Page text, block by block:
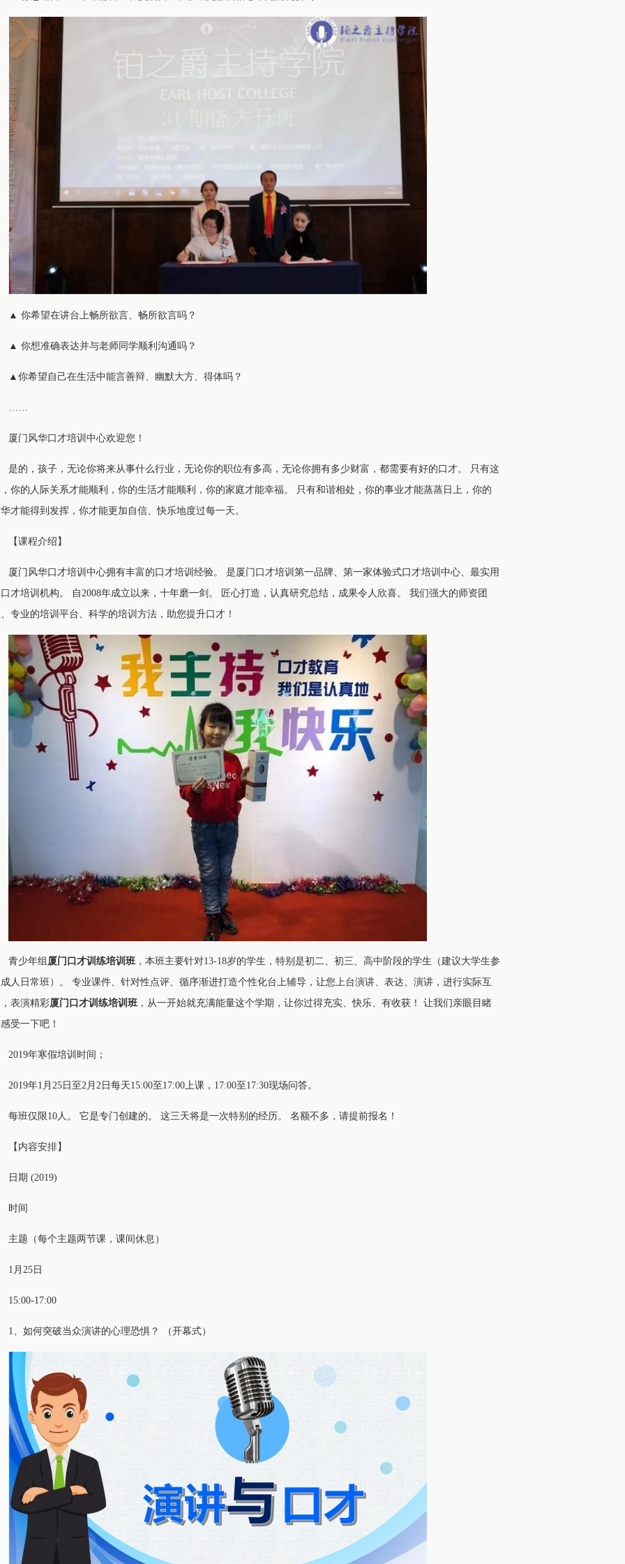
▲ 你希望在讲台上畅所欲言、畅所欲言吗？
▲ 你想准确表达并与老师同学顺利沟通吗？
▲你希望自己在生活中能言善辩、幽默大方、得体吗？
……
厦门风华口才培训中心欢迎您！
是的，孩子，无论你将来从事什么行业，无论你的职位有多高，无论你拥有多少财富，都需要有好的口才。 只有这
你的人际关系才能顺利，你的生活才能顺利，你的家庭才能幸福。 只有和谐相处，你的事业才能蒸蒸日上，你的
才能得到发挥，你才能更加自信、快乐地度过每一天。
【课程介绍】
厦门风华口才培训中心拥有丰富的口才培训经验。 是厦门口才培训第一品牌、第一家体验式口才培训中心、最实用
才培训机构。 自2008年成立以来，十年磨一剑。 匠心打造，认真研究总结，成果令人欣喜。 我们强大的师资团
专业的培训平台、科学的培训方法，助您提升口才！
青少年组 厦门口才训练培训班 ，本班主要针对13-18岁的学生，特别是初二、初三、高中阶段的学生（建议大学生参
人日常班）。 专业课件、针对性点评、循序渐进打造个性化台上辅导，让您上台演讲、表达、演讲，进行实际互
表演精彩厦门口才训练培训班 ，从一开始就充满能量这个学期，让你过得充实、快乐、有收获！ 让我们亲眼目睹
受一下吧！
2019年寒假培训时间；
2019年1月25日至2月2日每天15:00至17:00上课，17:00至17:30现场问答。
每班仅限10人。 它是专门创建的。 这三天将是一次特别的经历。 名额不多，请提前报名！
【内容安排】
日期 (2019)
时间
主题（每个主题两节课，课间休息）
1月25日
15:00-17:00
1、如何突破当众演讲的心理恐惧？ （开幕式）